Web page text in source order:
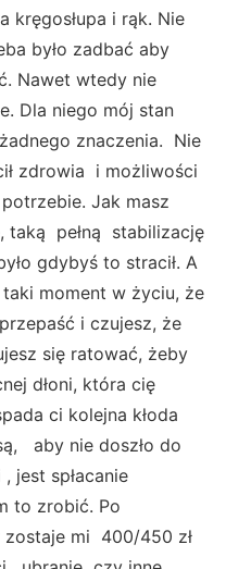
kręgosłupa i rąk. Nie
było zadbać aby
Nawet wtedy nie
Dla niego mój stan
znaczenia. Nie
zdrowia i możliwości
Jak masz
taką pełną stabilizację
gdybyś to stracił. A
moment w życiu, że
i czujesz, że
się ratować, żeby
dłoni, która cię
ci kolejna kłoda
aby nie doszło do
jest spłacanie
to zrobić. Po
zostaje mi 400/450 zł